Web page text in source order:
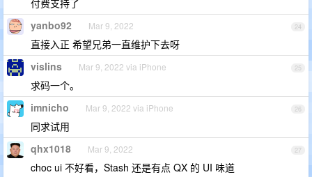
付费支持了
24
yanbo92 Mar 9, 2022
直接入正 希望兄弟一直维护下去呀
25
vislins Mar 9, 2022 via iPhone
求码一个。
26
imnicho Mar 9, 2022 via iPhone
同求试用
27
qhx1018 Mar 9, 2022
choc ui 不好看，Stash 还是有点 QX 的 UI 味道